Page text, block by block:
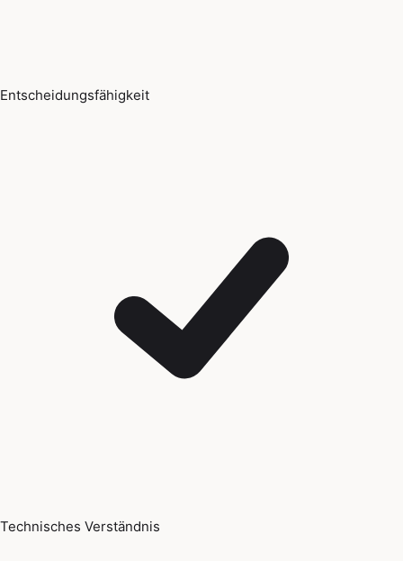
Entscheidungsfähigkeit
Technisches Verständnis